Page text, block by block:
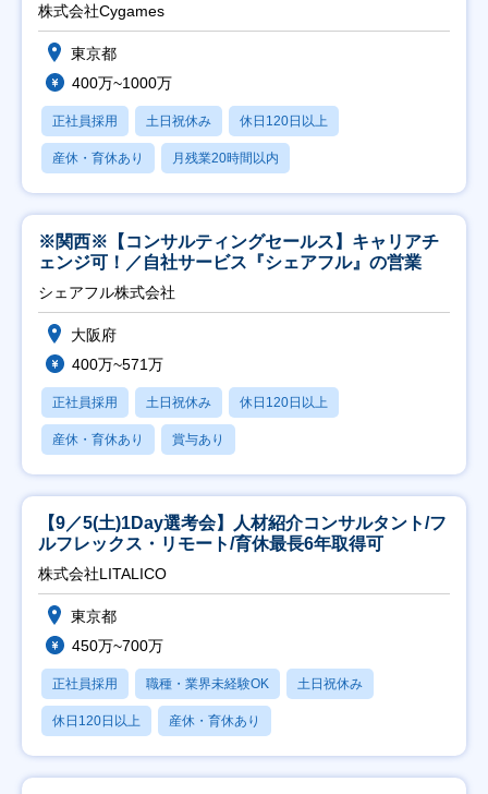
株式会社Cygames
東京都
400万~1000万
正社員採用 土日祝休み 休日120日以上
産休・育休あり 月残業20時間以内
※関西※【コンサルティングセールス】キャリアチ
ェンジ可！／自社サービス『シェアフル』の営業
シェアフル株式会社
大阪府
400万~571万
正社員採用 土日祝休み 休日120日以上
産休・育休あり 賞与あり
【9／5(土)1Day選考会】人材紹介コンサルタント/フ
ルフレックス・リモート/育休最長6年取得可
株式会社LITALICO
東京都
450万~700万
正社員採用 職種・業界未経験OK 土日祝休み
休日120日以上 産休・育休あり